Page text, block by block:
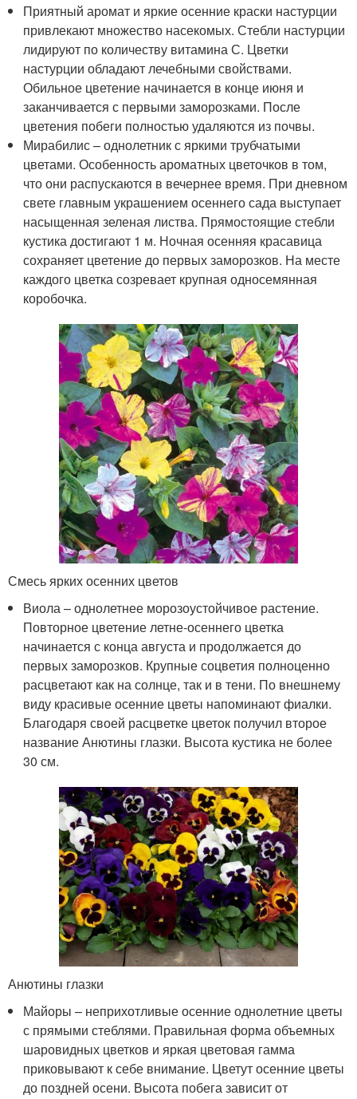
Приятный аромат и яркие осенние краски настурции
привлекают множество насекомых. Стебли настурции
лидируют по количеству витамина С. Цветки
настурции обладают лечебными свойствами.
Обильное цветение начинается в конце июня и
заканчивается с первыми заморозками. После
цветения побеги полностью удаляются из почвы.
Мирабилис – однолетник с яркими трубчатыми
цветами. Особенность ароматных цветочков в том,
что они распускаются в вечернее время. При дневном
свете главным украшением осеннего сада выступает
насыщенная зеленая листва. Прямостоящие стебли
кустика достигают 1 м. Ночная осенняя красавица
сохраняет цветение до первых заморозков. На месте
каждого цветка созревает крупная односемянная
коробочка.
Смесь ярких осенних цветов
Виола – однолетнее морозоустойчивое растение.
Повторное цветение летне-осеннего цветка
начинается с конца августа и продолжается до
первых заморозков. Крупные соцветия полноценно
расцветают как на солнце, так и в тени. По внешнему
виду красивые осенние цветы напоминают фиалки.
Благодаря своей расцветке цветок получил второе
название Анютины глазки. Высота кустика не более
30 см.
Анютины глазки
Майоры – неприхотливые осенние однолетние цветы
с прямыми стеблями. Правильная форма объемных
шаровидных цветков и яркая цветовая гамма
приковывают к себе внимание. Цветут осенние цветы
до поздней осени. Высота побега зависит от